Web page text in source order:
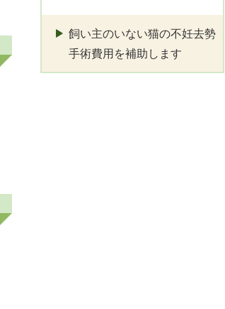
飼い主のいない猫の不妊去勢
手術費用を補助します